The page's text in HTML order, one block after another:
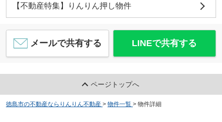
【不動産特集】りんりん押し物件
メールで共有する LINEで共有する
ページトップへ
徳島市の不動産ならりんりん不動産 > 物件一覧 > 物件詳細